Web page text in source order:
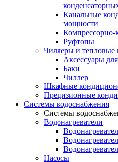
Канальные
мощности
Компрессорно-
Руфтопы
Чиллеры и тепловые
Аксессуары
Баки
Чиллер
Шкафные
Прецизионные
Системы водоснабжения
Системы
Водонагреватели
Насосы